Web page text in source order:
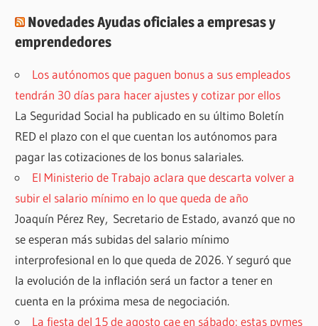
Novedades Ayudas oficiales a empresas y
emprendedores
Los autónomos que paguen bonus a sus empleados
tendrán 30 días para hacer ajustes y cotizar por ellos
La Seguridad Social ha publicado en su último Boletín
RED el plazo con el que cuentan los autónomos para
pagar las cotizaciones de los bonus salariales.
El Ministerio de Trabajo aclara que descarta volver a
subir el salario mínimo en lo que queda de año
Joaquín Pérez Rey, Secretario de Estado, avanzó que no
se esperan más subidas del salario mínimo
interprofesional en lo que queda de 2026. Y seguró que
la evolución de la inflación será un factor a tener en
cuenta en la próxima mesa de negociación.
La fiesta del 15 de agosto cae en sábado: estas pymes